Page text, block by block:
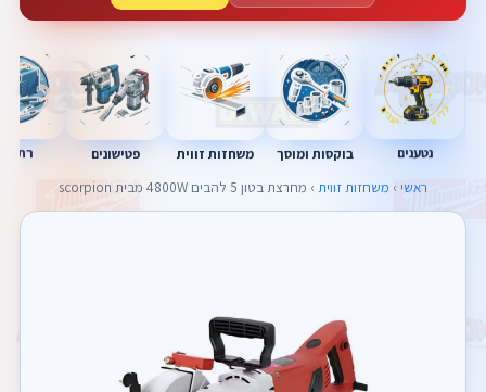
נטענים בוקסות ומוסך משחזות זווית פטישונים
ראשי › משחזות זווית › מחרצת בטון 5 להבים 4800W מבית scorpion